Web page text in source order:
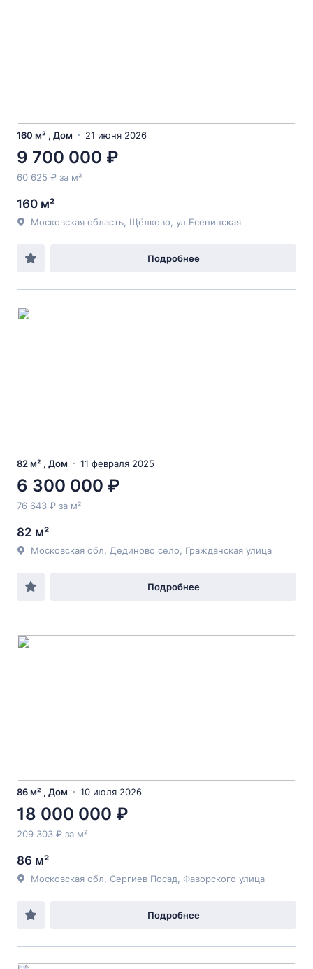
160 м² , Дом 21 июня 2026
9 700 000 ₽
60 625 ₽ за м²
160 м²
Московская область, Щёлково, ул Есенинская
Подробнее
82 м² , Дом 11 февраля 2025
6 300 000 ₽
76 643 ₽ за м²
82 м²
Московская обл, Дединово село, Гражданская улица
Подробнее
86 м² , Дом 10 июля 2026
18 000 000 ₽
209 303 ₽ за м²
86 м²
Московская обл, Сергиев Посад, Фаворского улица
Подробнее